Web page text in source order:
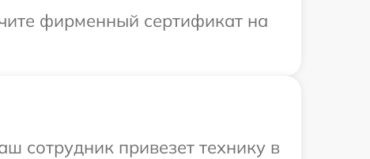
фирменный сертификат на
сотрудник привезет технику в